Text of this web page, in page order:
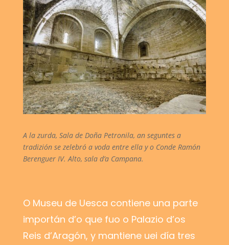
A la zurda, Sala de Doña Petronila, an seguntes a
tradizión se zelebró a voda entre ella y o Conde Ramón
Berenguer IV. Alto, sala d’a Campana.
O Museu de Uesca contiene una parte
importán d’o que fuo o Palazio d’os
Reis d’Aragón, y mantiene uei día tres